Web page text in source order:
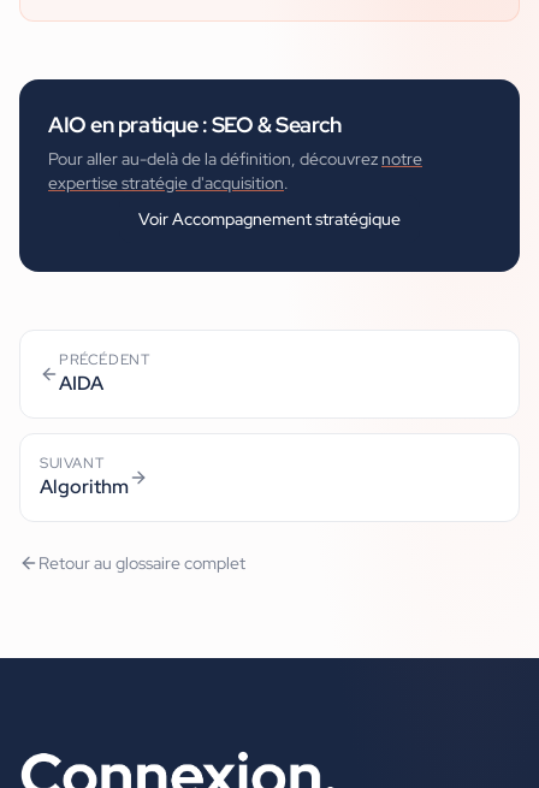
AIOen pratique :SEO & Search
Pour aller au-delà de la définition, découvrez notre
expertise stratégie d'acquisition.
VoirAccompagnement stratégique
PRÉCÉDENT
AIDA
SUIVANT
Algorithm
Retour au glossaire complet